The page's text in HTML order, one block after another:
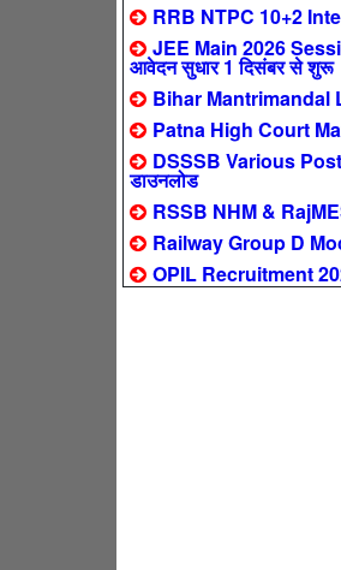
RRB NTPC 10+2
JEE Main 2026
आवेदन सुधार 1 दिसंबर से शुरू
Bihar Mantrimandal
Patna High Court
DSSSB Various Post
डाउनलोड
RSSB NHM &
Railway Group D
OPIL Recruitment